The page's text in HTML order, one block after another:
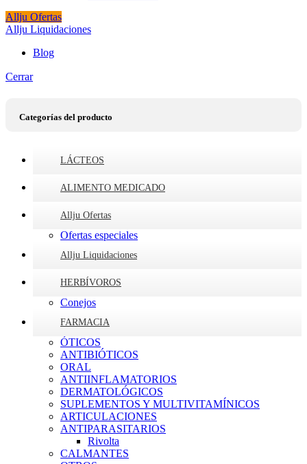
Allju Ofertas
Allju Liquidaciones
Blog
Cerrar
Categorías del producto
LÁCTEOS
ALIMENTO MEDICADO
Allju Ofertas
Ofertas especiales
Allju Liquidaciones
HERBÍVOROS
Conejos
FARMACIA
ÓTICOS
ANTIBIÓTICOS
ORAL
ANTIINFLAMATORIOS
DERMATOLÓGICOS
SUPLEMENTOS Y MULTIVITAMÍNICOS
ARTICULACIONES
ANTIPARASITARIOS
Rivolta
CALMANTES